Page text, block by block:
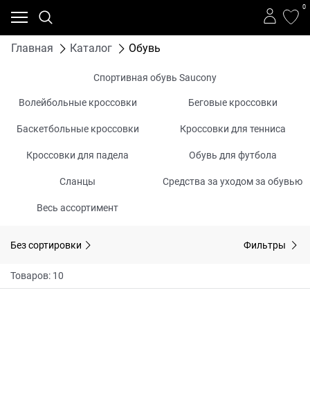
0
Главная Каталог Обувь
Спортивная обувь Saucony
Волейбольные кроссовки Беговые кроссовки
Баскетбольные кроссовки Кроссовки для тенниса
Кроссовки для падела Обувь для футбола
Сланцы Средства за уходом за обувью
Весь ассортимент
Без сортировки Фильтры
Товаров: 10